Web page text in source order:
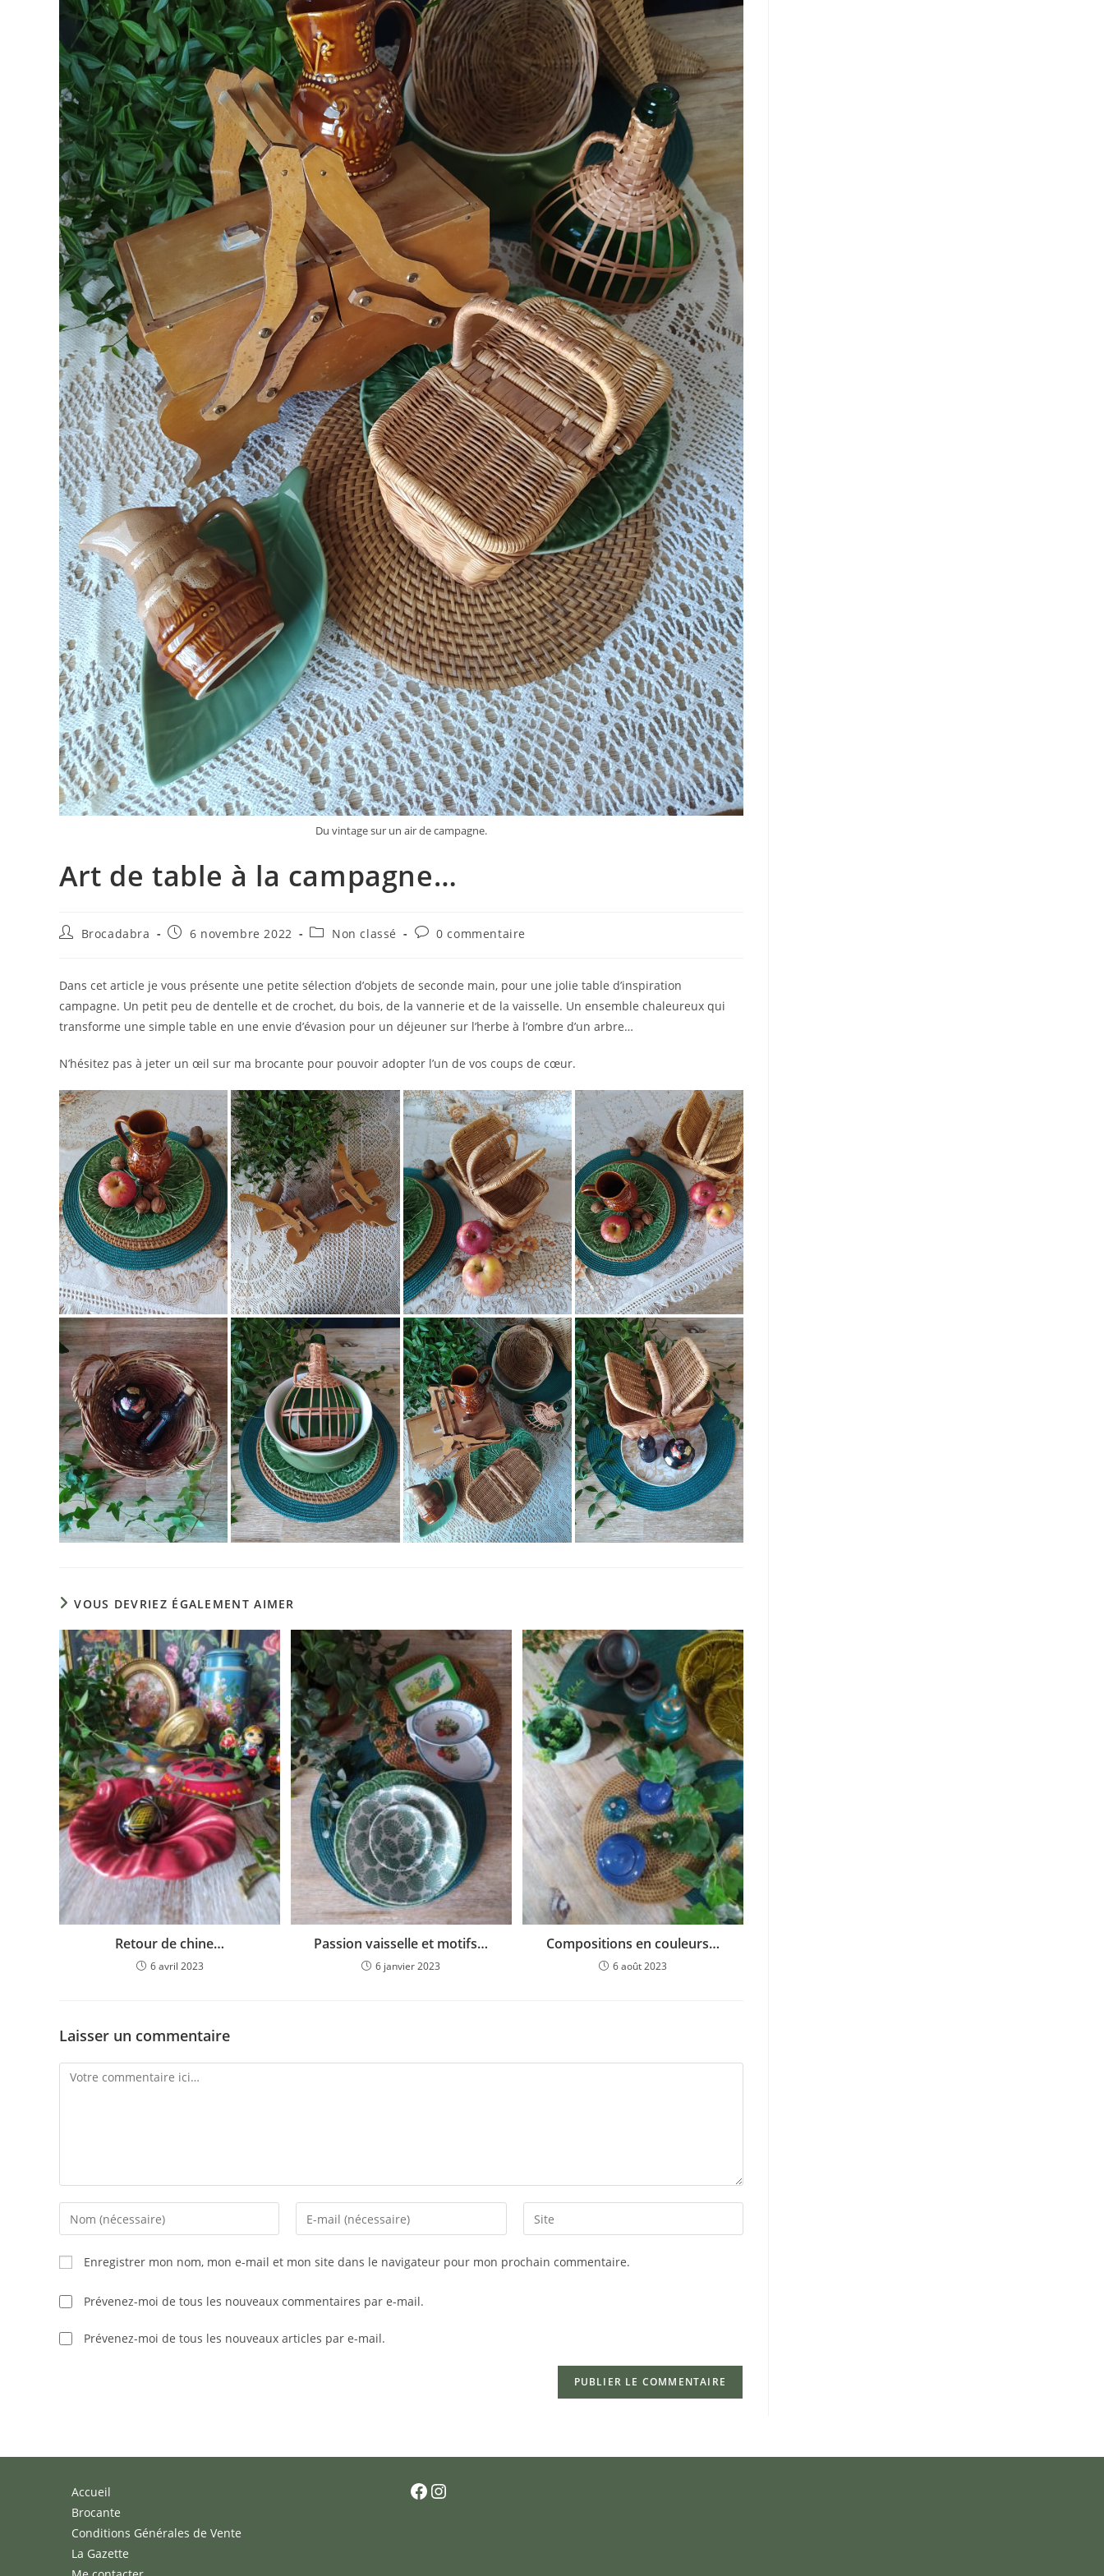
Du vintage sur un air de campagne.
Art de table à la campagne…
Auteur/autrice
publication :
Brocadabra
Publication
6 novembre 2022
PostNon classé
Commentaires
publication :
0 commentaire
Dans cet article je vous présente une petite sélection d’objets de seconde main, pour une jolie table d’inspiration
campagne. Un petit peu de dentelle et de crochet, du bois, de la vannerie et de la vaisselle. Un ensemble chaleureux qui
transforme une simple table en une envie d’évasion pour un déjeuner sur l’herbe à l’ombre d’un arbre…
N’hésitez pas à jeter un œil sur ma brocante pour pouvoir adopter l’un de vos coups de cœur.
VOUS DEVRIEZ ÉGALEMENT AIMER
Retour de chine…
6 avril 2023
Passion vaisselle et motifs…
6 janvier 2023
Compositions en couleurs…
6 août 2023
Laisser un commentaire
Comment
Enter
your
name
or
username
comment
Enter
your
Saisir
l’URL
Enregistrer mon nom, mon e-mail et mon site dans le navigateur pour mon prochain commentaire.
Prévenez-moi de tous les nouveaux commentaires par e-mail.
Prévenez-moi de tous les nouveaux articles par e-mail.
Accueil
Brocante
Conditions Générales de Vente
La Gazette
FacebookInstagram